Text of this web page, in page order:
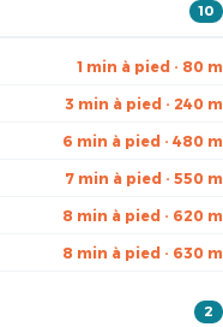
10
1 min à pied · 80 m
3 min à pied · 240 m
6 min à pied · 480 m
7 min à pied · 550 m
8 min à pied · 620 m
8 min à pied · 630 m
2